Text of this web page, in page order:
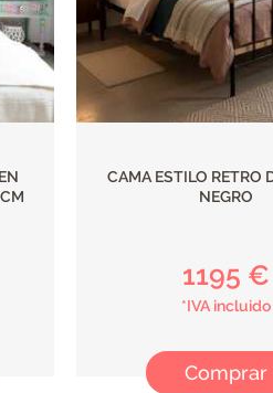
CAMA ESTILO RETRO
NEGRO
1195 €
*IVA incluido
Comprar